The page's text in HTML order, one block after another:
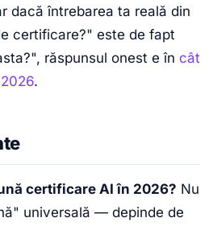
dacă întrebarea ta reală din
certificare?" este de fapt
răspunsul onest e în cât
.
certificare AI în 2026? Nu
universală — depinde de